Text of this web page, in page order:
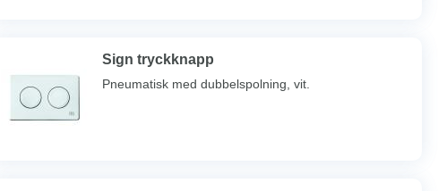
Sign tryckknapp
Pneumatisk med dubbelspolning, vit.